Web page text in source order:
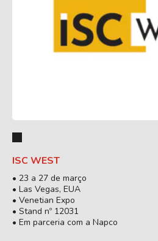
ISC WEST
• 23 a 27 de março
• Las Vegas, EUA
• Venetian Expo
• Stand nº 12031
• Em parceria com a Napco